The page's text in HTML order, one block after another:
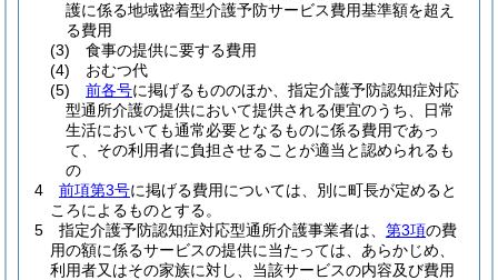
護に係る地域密着型介護予防サービス費用基準額を超え
る費用
(3)
食事の提供に要する費用
(4)
おむつ代
(5)
前各号に掲げるもののほか、指定介護予防認知症対応
型通所介護の提供において提供される便宜のうち、日常
生活においても通常必要となるものに係る費用であっ
て、その利用者に負担させることが適当と認められるも
の
4
前項第3号に掲げる費用については、別に町長が定めると
ころによるものとする。
5
指定介護予防認知症対応型通所介護事業者は、 第3項の費
用の額に係るサービスの提供に当たっては、あらかじめ、
利用者又はその家族に対し、当該サービスの内容及び費用